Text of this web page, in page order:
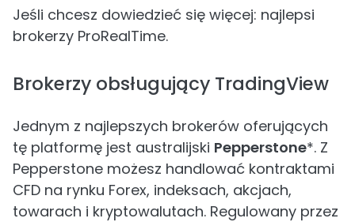
Jeśli chcesz dowiedzieć się więcej: najlepsi
brokerzy ProRealTime.
Brokerzy obsługujący TradingView
Jednym z najlepszych brokerów oferujących
tę platformę jest australijski Pepperstone*. Z
Pepperstone możesz handlować kontraktami
CFD na rynku Forex, indeksach, akcjach,
towarach i kryptowalutach. Regulowany przez